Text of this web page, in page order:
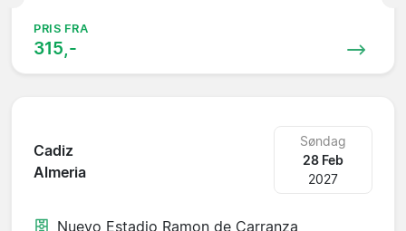
PRIS FRA
315,-
Cadiz
Almeria
Søndag
28 Feb
2027
Nuevo Estadio Ramon de Carranza